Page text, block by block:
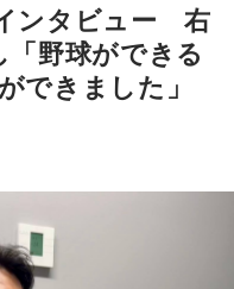
ざまな「心のこり」に触
す機会を届けました。
分自身と話そうの
、高見侑里
人初のJリーグ得点王に
活躍を見せ、1993年に
ました。2002年に現役
てメディアでの活動の
うなど、自身の経験を
ンタビュー 右
野球ができる
できました」